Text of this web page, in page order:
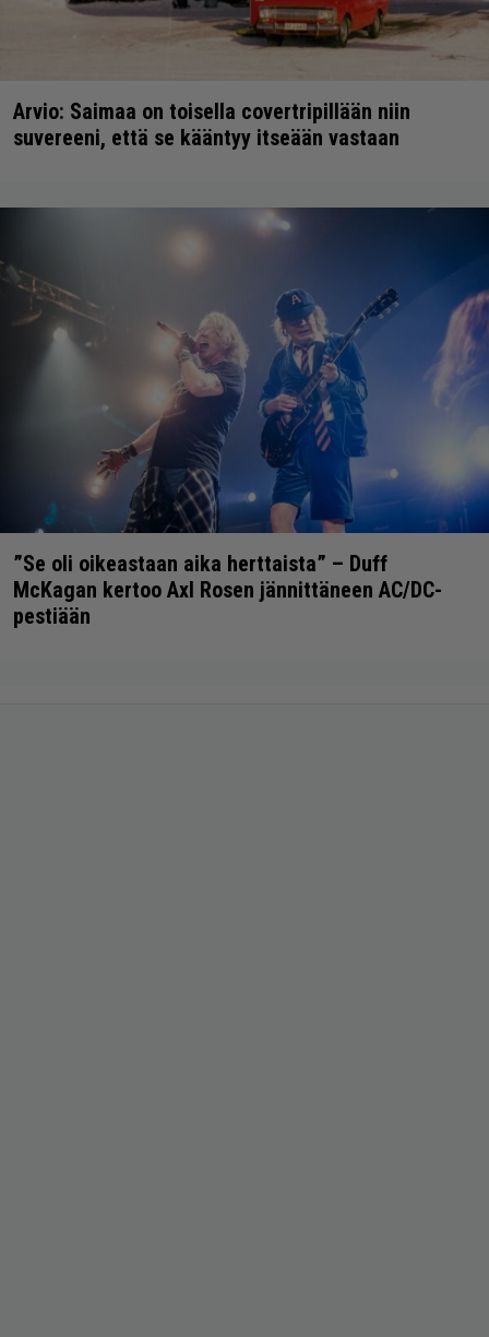
Arvio: Saimaa on toisella covertripillään niin
suvereeni, että se kääntyy itseään vastaan
”Se oli oikeastaan aika herttaista” – Duff
McKagan kertoo Axl Rosen jännittäneen AC/DC-
pestiään